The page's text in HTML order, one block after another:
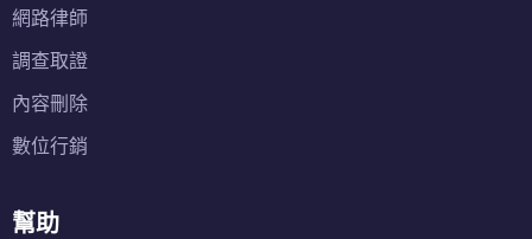
網路律師
調查取證
內容刪除
數位行銷
幫助